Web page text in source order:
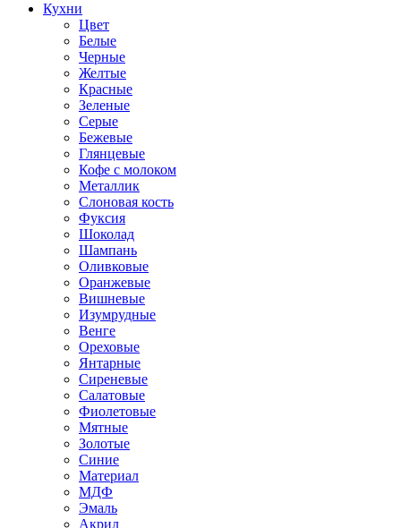
Кухни
Цвет
Белые
Черные
Желтые
Красные
Зеленые
Серые
Бежевые
Глянцевые
Кофе с молоком
Металлик
Слоновая кость
Фуксия
Шоколад
Шампань
Оливковые
Оранжевые
Вишневые
Изумрудные
Венге
Ореховые
Янтарные
Сиреневые
Салатовые
Фиолетовые
Мятные
Золотые
Синие
Материал
МДФ
Эмаль
Акрил